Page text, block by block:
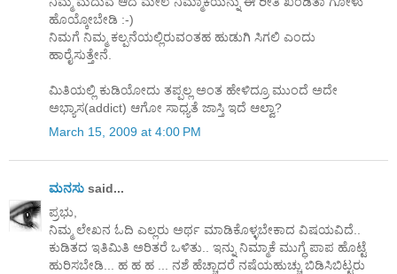
ಹೊಯ್ಕೋಬೇಡಿ :-)
ನಿಮಗೆ ನಿಮ್ಮ ಕಲ್ಪನೆಯಲ್ಲಿರುವಂತಹ ಹುಡುಗಿ ಸಿಗಲಿ ಎಂದು
ಹಾರೈಸುತ್ತೇನೆ.
ಮಿತಿಯಲ್ಲಿ ಕುಡಿಯೋದು ತಪ್ಪಲ್ಲ ಅಂತ ಹೇಳಿದ್ರೂ ಮುಂದೆ ಅದೇ
ಅಭ್ಯಾಸ(addict) ಆಗೋ ಸಾಧ್ಯತೆ ಜಾಸ್ತಿ ಇದೆ ಆಲ್ವಾ?
March 15, 2009 at 4:00 PM
ಮನಸು said...
ಪ್ರಭು,
ನಿಮ್ಮ ಲೇಖನ ಓದಿ ಎಲ್ಲರು ಅರ್ಥ ಮಾಡಿಕೊಳ್ಳಬೇಕಾದ ವಿಷಯವಿದೆ..
ಕುಡಿತದ ಇತಿಮಿತಿ ಅರಿತರೆ ಒಳಿತು.. ಇನ್ನು ನಿಮ್ಮಾಕೆ ಮುಗ್ಧೆ ಪಾಪ ಹೊಟ್ಟೆ
ಹುರಿಸಬೇಡಿ... ಹ ಹ ಹ ... ನಶೆ ಹೆಚ್ಚಾದರೆ ನಷೆಯಹುಚ್ಚು ಬಿಡಿಸಿಬಿಟ್ಟರು